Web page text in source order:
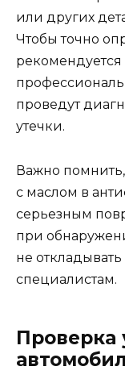
или других
Чтобы точно
рекомендуется
проведут
утечки.
Важно
с маслом в
серьезным
при
не
специалистам.
Проверка